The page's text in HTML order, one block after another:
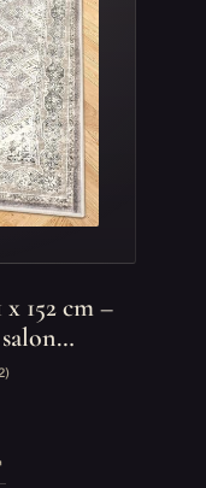
152 cm –